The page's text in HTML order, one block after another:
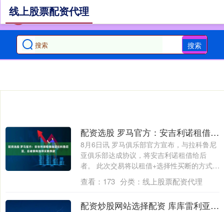
搜索
线上股票配资代理
配资选股 罗马官方：安吉利诺租借加盟拉科鲁尼亚，后者拥有选择买断条款
8月6日讯 罗马俱乐部官方宣布，与拉科鲁尼
亚俱乐部达成协议，将安吉利诺租借给后
者。 此次交易将以租借+选择性买断的方式
完....
查看： 173 分类： 线上股票配资代理
配资炒股网站选择配资 库库雷利亚真去纹身了 高清纹身致敬恩师